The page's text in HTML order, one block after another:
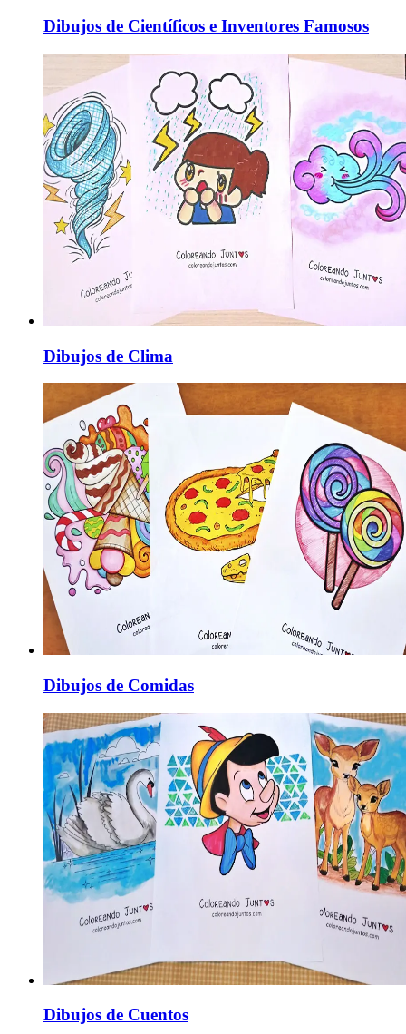
Dibujos de Científicos e Inventores Famosos
Dibujos de Clima
Dibujos de Comidas
Dibujos de Cuentos